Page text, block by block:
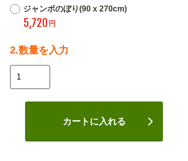
ジャンボのぼり(90 x 270cm)
5,720 円
2.数量を入力
カートに入れる